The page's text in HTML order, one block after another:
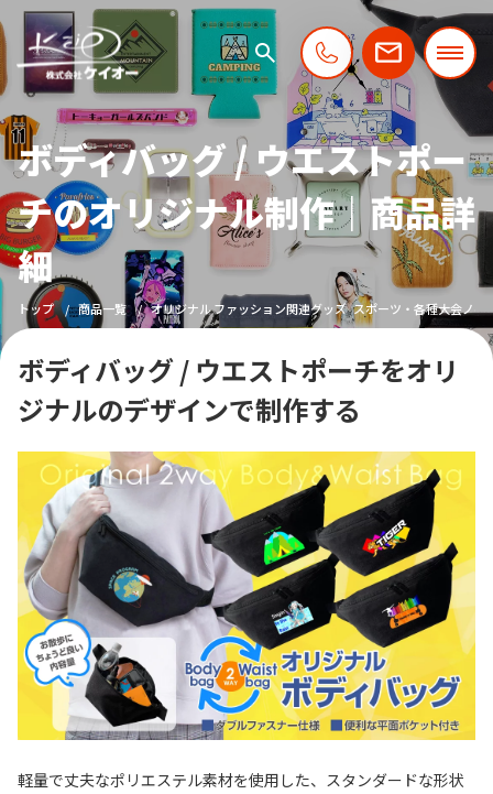
ボディバッグ / ウエストポー
チのオリジナル制作｜商品詳
細
トップ 商品一覧 オリジナル ファッション関連グッズ スポーツ・各種大会ノベ
ボディバッグ / ウエストポーチをオリ
ジナルのデザインで制作する
軽量で丈夫なポリエステル素材を使用した、スタンダードな形状